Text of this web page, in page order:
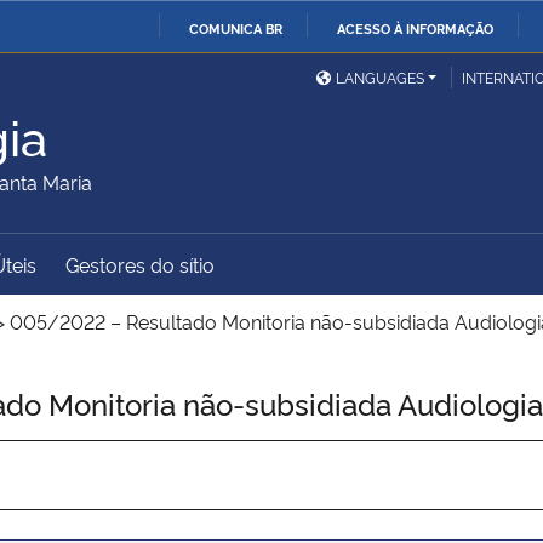
COMUNICA BR ACESSO À INFORMAÇÃO
Ministério da Defesa
Ministério das Relações
Exteriores
Ministério da Cidadania
Ministério do
Desenvolvimento Regional
União
Advocacia-Geral da União Banco Central do Brasil
LANGUAGES
Maria
Gestores do sítio
005/2022 – Resultado Monitoria não-subsidiada
Monitoria não-subsidiada